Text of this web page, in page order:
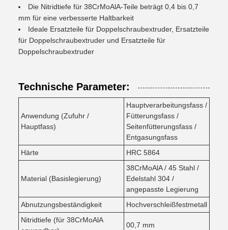
Die Nitridtiefe für 38CrMoAlA-Teile beträgt 0,4 bis 0,7
mm für eine verbesserte Haltbarkeit
Ideale Ersatzteile für Doppelschraubextruder, Ersatzteile
für Doppelschraubextruder und Ersatzteile für
Doppelschraubextruder
Technische Parameter:
Anwendung (Zufuhr /
Hauptfass)
Hauptverarbeitungsfass /
Fütterungsfass /
Seitenfütterungsfass /
Entgasungsfass
Härte
HRC 58­64
Material (Basislegierung)
38CrMoAlA / 45 Stahl /
Edelstahl 304 /
angepasste Legierung
Abnutzungsbeständigkeit
Hochverschleißfestmetall
Nitridtiefe (für 38CrMoAlA
00,7 mm